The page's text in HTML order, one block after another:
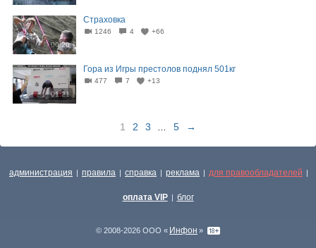
00:20
Страховка
1246 4 +66
01:21
Гора из Игры престолов поднял 501кг
477 7 +13
1 2 3 5 →
администрация | правила | справка | реклама | для правообладателей |
оплата VIP | блог
© 2008-2026 ООО « Инфон »